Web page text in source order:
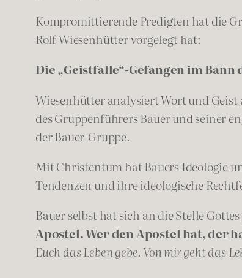
Kompromittierende Predigten hat die
Rolf Wiesenhütter vorgelegt hat:
Die „Geistfalle“-Gefangen im
Wiesenhütter analysiert Wort und Geist
des Gruppenführers Bauer und seiner
der Bauer-Gruppe.
Mit Christentum hat Bauers Ideologie
Tendenzen und ihre ideologische
Bauer selbst hat sich an die Stelle
Apostel. Wer den Apostel hat, der
Euch das Leben gebe. Von mir geht das